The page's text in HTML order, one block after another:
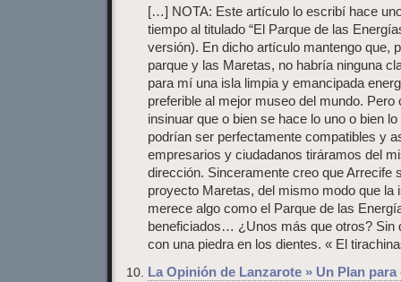
[…] NOTA: Este artículo lo escribí hace
tiempo al titulado “El Parque de las
versión). En dicho artículo mantengo que,
parque y las Maretas, no habría ninguna
para mí una isla limpia y emancipada
preferible al mejor museo del mundo.
insinuar que o bien se hace lo uno o bien
podrían ser perfectamente compatibles y
empresarios y ciudadanos tiráramos del
dirección. Sinceramente creo que Arrecife
proyecto Maretas, del mismo modo que la
merece algo como el Parque de las
beneficiados… ¿Unos más que otros? Sin
con una piedra en los dientes. « El
La Opinión de Lanzarote » Un Plan para